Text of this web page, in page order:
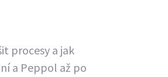
procesy a jak
a Peppol až po